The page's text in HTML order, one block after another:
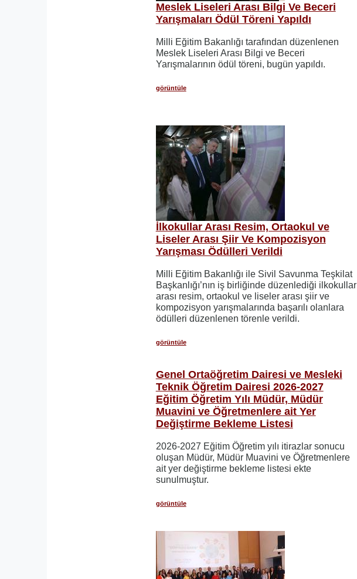
Meslek Liseleri Arası Bilgi Ve Beceri
Yarışmaları Ödül Töreni Yapıldı
Milli Eğitim Bakanlığı tarafından düzenlenen
Meslek Liseleri Arası Bilgi ve Beceri
Yarışmalarının ödül töreni, bugün yapıldı.
görüntüle
İlkokullar Arası Resim, Ortaokul ve
Liseler Arası Şiir Ve Kompozisyon
Yarışması Ödülleri Verildi
Milli Eğitim Bakanlığı ile Sivil Savunma Teşkilat
Başkanlığı’nın iş birliğinde düzenlediği ilkokullar
arası resim, ortaokul ve liseler arası şiir ve
kompozisyon yarışmalarında başarılı olanlara
ödülleri düzenlenen törenle verildi.
görüntüle
Genel Ortaöğretim Dairesi ve Mesleki
Teknik Öğretim Dairesi 2026-2027
Eğitim Öğretim Yılı Müdür, Müdür
Muavini ve Öğretmenlere ait Yer
Değiştirme Bekleme Listesi
2026-2027 Eğitim Öğretim yılı itirazlar sonucu
oluşan Müdür, Müdür Muavini ve Öğretmenlere
ait yer değiştirme bekleme listesi ekte
sunulmuştur.
görüntüle